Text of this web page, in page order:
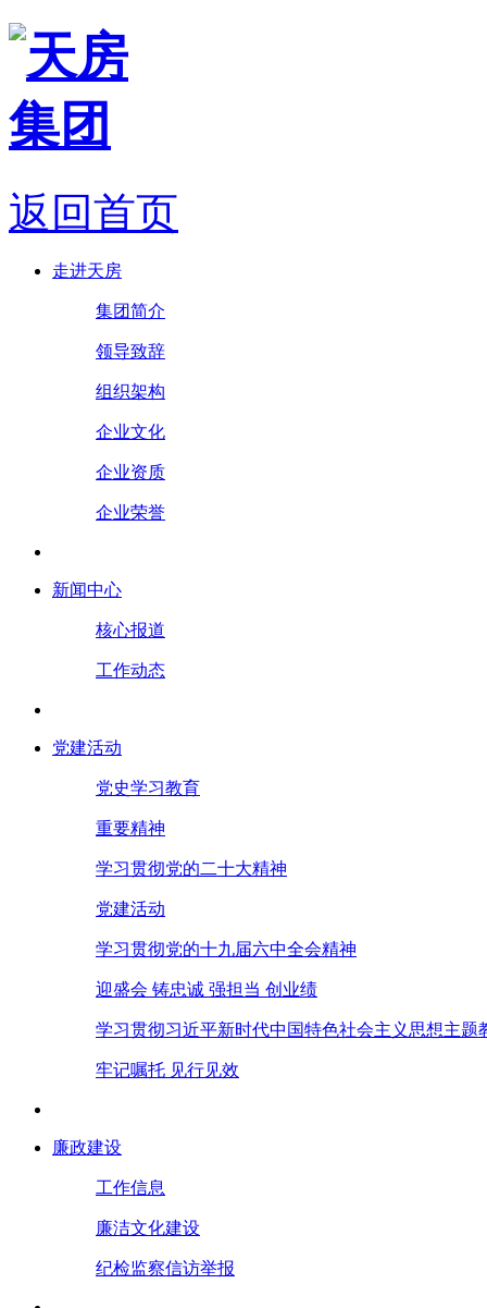
返回首页
走进天房
集团简介
领导致辞
组织架构
企业文化
企业资质
企业荣誉
新闻中心
核心报道
工作动态
党建活动
党史学习教育
重要精神
学习贯彻党的二十大精神
党建活动
学习贯彻党的十九届六中全会精神
迎盛会 铸忠诚 强担当 创业绩
学习贯彻习近平新时代中国特色社会主义思想主题
牢记嘱托 见行见效
廉政建设
工作信息
廉洁文化建设
纪检监察信访举报